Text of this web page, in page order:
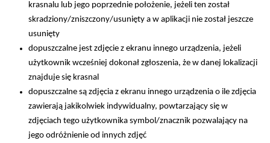
krasnalu lub jego poprzednie położenie, jeżeli ten został
skradziony/zniszczony/usunięty a w aplikacji nie został jeszcze
usunięty
dopuszczalne jest zdjęcie z ekranu innego urządzenia, jeżeli
użytkownik wcześniej dokonał zgłoszenia, że w danej lokalizacji
znajduje się krasnal
dopuszczalne są zdjęcia z ekranu innego urządzenia o ile zdjęcia
zawierają jakikolwiek indywidualny, powtarzający się w
zdjęciach tego użytkownika symbol/znacznik pozwalający na
jego odróżnienie od innych zdjęć